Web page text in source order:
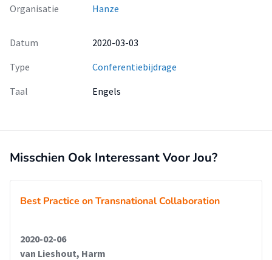
Organisatie Hanze
Datum
2020-03-03
Type
Conferentiebijdrage
Taal
Engels
Misschien Ook Interessant Voor Jou?
Best Practice on Transnational Collaboration
2020-02-06
van Lieshout, Harm